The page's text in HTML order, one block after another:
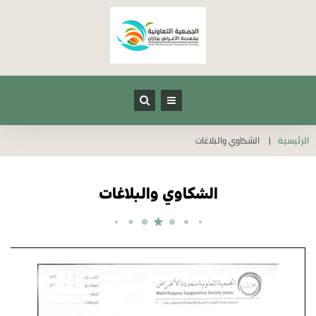
الرئيسية الشكاوي والبلاغات
الشكاوي والبلاغات